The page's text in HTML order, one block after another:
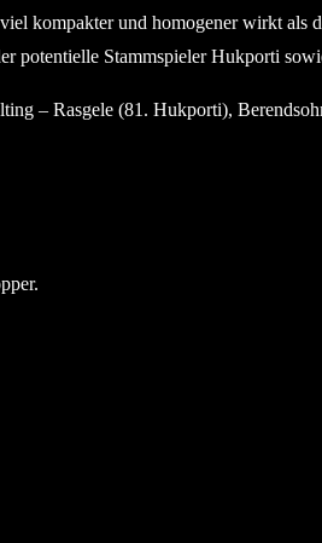
kompakter und homogener wirkt
potentielle Stammspieler Hukporti
– Rasgele (81. Hukporti),